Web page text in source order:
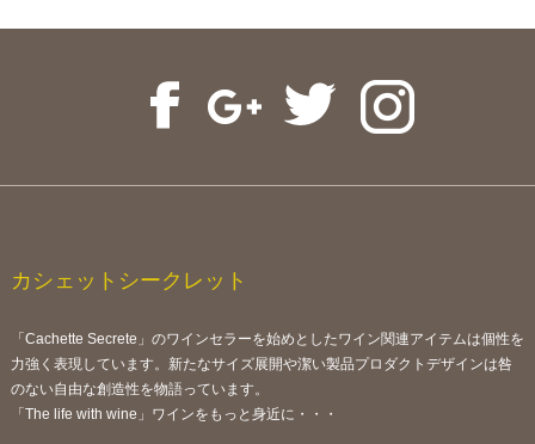
カシェットシークレット
「Cachette Secrete」のワインセラーを始めとしたワイン関連アイテムは個性を
力強く表現しています。新たなサイズ展開や潔い製品プロダクトデザインは咎
のない自由な創造性を物語っています。
「The life with wine」ワインをもっと身近に・・・